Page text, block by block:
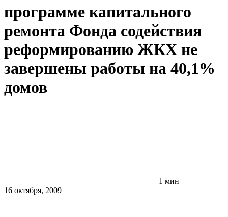
программе капитального
ремонта Фонда содействия
реформированию ЖКХ не
завершены работы на 40,1%
домов
1 мин
16 октября, 2009